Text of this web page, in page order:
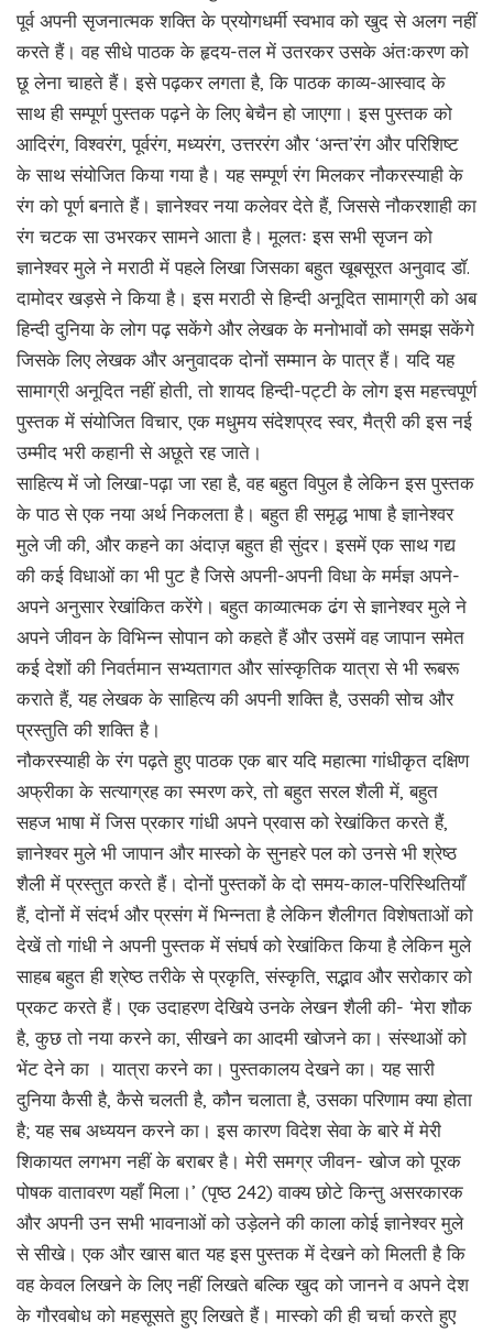
पूर्व अपनी सृजनात्मक शक्ति के प्रयोगधर्मी स्वभाव को खुद से अलग नहीं
करते हैं। वह सीधे पाठक के हृदय-तल में उतरकर उसके अंतःकरण को
छू लेना चाहते हैं। इसे पढ़कर लगता है, कि पाठक काव्य-आस्वाद के
साथ ही सम्पूर्ण पुस्तक पढ़ने के लिए बेचैन हो जाएगा। इस पुस्तक को
आदिरंग, विश्वरंग, पूर्वरंग, मध्यरंग, उत्तररंग और ‘अन्त’रंग और परिशिष्ट
के साथ संयोजित किया गया है। यह सम्पूर्ण रंग मिलकर नौकरस्याही के
रंग को पूर्ण बनाते हैं। ज्ञानेश्वर नया कलेवर देते हैं, जिससे नौकरशाही का
रंग चटक सा उभरकर सामने आता है। मूलतः इस सभी सृजन को
ज्ञानेश्वर मुले ने मराठी में पहले लिखा जिसका बहुत खूबसूरत अनुवाद डॉ.
दामोदर खड़से ने किया है। इस मराठी से हिन्दी अनूदित सामाग्री को अब
हिन्दी दुनिया के लोग पढ़ सकेंगे और लेखक के मनोभावों को समझ सकेंगे
जिसके लिए लेखक और अनुवादक दोनों सम्मान के पात्र हैं। यदि यह
सामाग्री अनूदित नहीं होती, तो शायद हिन्दी-पट्टी के लोग इस महत्त्वपूर्ण
पुस्तक में संयोजित विचार, एक मधुमय संदेशप्रद स्वर, मैत्री की इस नई
उम्मीद भरी कहानी से अछूते रह जाते।
साहित्य में जो लिखा-पढ़ा जा रहा है, वह बहुत विपुल है लेकिन इस पुस्तक
के पाठ से एक नया अर्थ निकलता है। बहुत ही समृद्ध भाषा है ज्ञानेश्वर
मुले जी की, और कहने का अंदाज़ बहुत ही सुंदर। इसमें एक साथ गद्य
की कई विधाओं का भी पुट है जिसे अपनी-अपनी विधा के मर्मज्ञ अपने-
अपने अनुसार रेखांकित करेंगे। बहुत काव्यात्मक ढंग से ज्ञानेश्वर मुले ने
अपने जीवन के विभिन्न सोपान को कहते हैं और उसमें वह जापान समेत
कई देशों की निवर्तमान सभ्यतागत और सांस्कृतिक यात्रा से भी रूबरू
कराते हैं, यह लेखक के साहित्य की अपनी शक्ति है, उसकी सोच और
प्रस्तुति की शक्ति है।
नौकरस्याही के रंग पढ़ते हुए पाठक एक बार यदि महात्मा गांधीकृत दक्षिण
अफ्रीका के सत्याग्रह का स्मरण करे, तो बहुत सरल शैली में, बहुत
सहज भाषा में जिस प्रकार गांधी अपने प्रवास को रेखांकित करते हैं,
ज्ञानेश्वर मुले भी जापान और मास्को के सुनहरे पल को उनसे भी श्रेष्ठ
शैली में प्रस्तुत करते हैं। दोनों पुस्तकों के दो समय-काल-परिस्थितियाँ
हैं, दोनों में संदर्भ और प्रसंग में भिन्नता है लेकिन शैलीगत विशेषताओं को
देखें तो गांधी ने अपनी पुस्तक में संघर्ष को रेखांकित किया है लेकिन मुले
साहब बहुत ही श्रेष्ठ तरीके से प्रकृति, संस्कृति, सद्भाव और सरोकार को
प्रकट करते हैं। एक उदाहरण देखिये उनके लेखन शैली की- ‘मेरा शौक
है, कुछ तो नया करने का, सीखने का आदमी खोजने का। संस्थाओं को
भेंट देने का । यात्रा करने का। पुस्तकालय देखने का। यह सारी
दुनिया कैसी है, कैसे चलती है, कौन चलाता है, उसका परिणाम क्या होता
है; यह सब अध्ययन करने का। इस कारण विदेश सेवा के बारे में मेरी
शिकायत लगभग नहीं के बराबर है। मेरी समग्र जीवन- खोज को पूरक
पोषक वातावरण यहाँ मिला।’ (पृष्ठ 242) वाक्य छोटे किन्तु असरकारक
और अपनी उन सभी भावनाओं को उड़ेलने की काला कोई ज्ञानेश्वर मुले
से सीखे। एक और खास बात यह इस पुस्तक में देखने को मिलती है कि
वह केवल लिखने के लिए नहीं लिखते बल्कि खुद को जानने व अपने देश
के गौरवबोध को महसूसते हुए लिखते हैं। मास्को की ही चर्चा करते हुए